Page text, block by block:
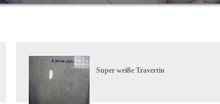
Super weiße Travertin